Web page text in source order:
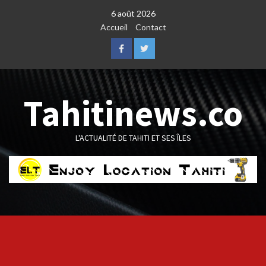
6 août 2026
Accueil
Contact
FacebookTwitter
Tahitinews.co
L'ACTUALITÉ DE TAHITI ET SES ÎLES